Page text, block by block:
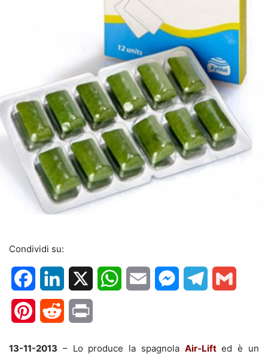
Condividi su:
FacebookLinkedIn WhatsApp
Email MessengerTelegram
PinterestReddit
13-11-2013 – Lo produce la spagnola Air-Lifted è un